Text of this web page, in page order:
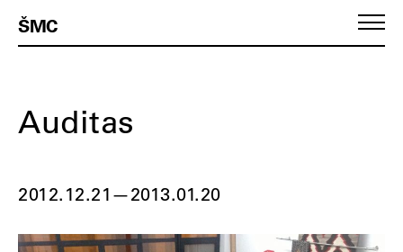
ŠMC
Auditas
2012.12.21 —2013.01.20